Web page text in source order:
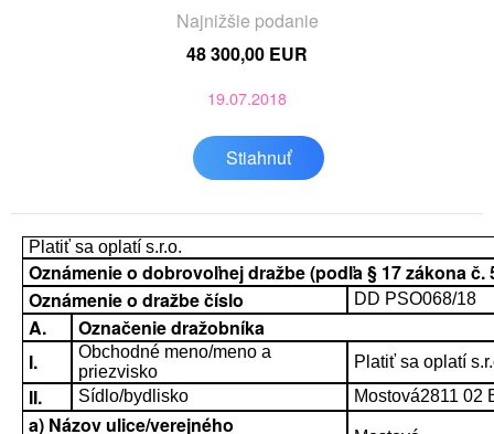
Najnižšie podanie
48 300,00 EUR
19.07.2018
Stiahnuť
Platiť sa oplatí s.r.o.
Oznámenie o dobrovoľnej dražbe (podľa § 17 zákona č.
Oznámenie o dražbe číslo
DD PSO068/18
A.
Označenie dražobníka
I.
Obchodné meno/meno a
priezvisko
Platiť sa oplatí
II. Sídlo/bydlisko Mostová2811 02
a) Názov ulice/verejného